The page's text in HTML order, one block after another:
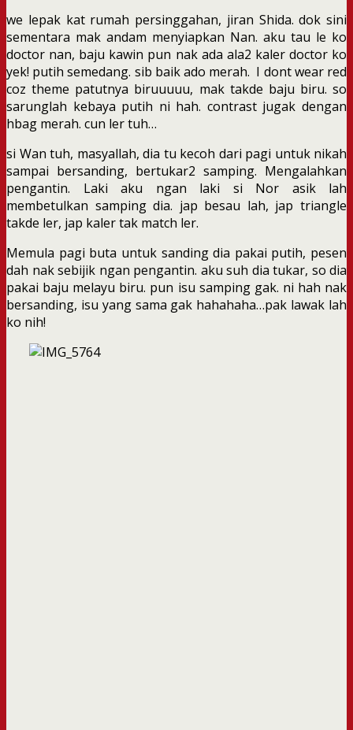
we lepak kat rumah persinggahan, jiran Shida. dok sini
sementara mak andam menyiapkan Nan. aku tau le ko
doctor nan, baju kawin pun nak ada ala2 kaler doctor ko
yek! putih semedang. sib baik ado merah. I dont wear red
coz theme patutnya biruuuuu, mak takde baju biru. so
sarunglah kebaya putih ni hah. contrast jugak dengan
hbag merah. cun ler tuh…
si Wan tuh, masyallah, dia tu kecoh dari pagi untuk nikah
sampai bersanding, bertukar2 samping. Mengalahkan
pengantin. Laki aku ngan laki si Nor asik lah
membetulkan samping dia. jap besau lah, jap triangle
takde ler, jap kaler tak match ler.
Memula pagi buta untuk sanding dia pakai putih, pesen
dah nak sebijik ngan pengantin. aku suh dia tukar, so dia
pakai baju melayu biru. pun isu samping gak. ni hah nak
bersanding, isu yang sama gak hahahaha…pak lawak lah
ko nih!